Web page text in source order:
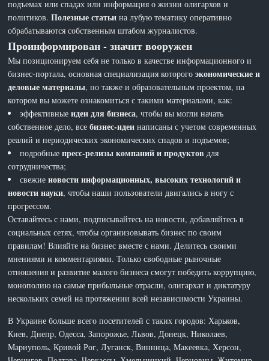
подъемах или спадах или информация о жизни олигархов и
политиков.Полезные статьи на лубую тематику оперативно
обрабатываются собственным штабом журналистов.
Проинформирован - значит вооружен
Мы позиционируем себя не только в качестве информационного и
бизнес-портала, основная специализация которогоэкономические и
деловые материалы, но также и образовательным проектом, на
котором вы можете ознакомиться с такими материалами, как:
эффективныеидеи для бизнеса, чтобы вы могли начать
собственное дело, всебизнес-идеи написаны с учетом современных
реалий и периодических экономических спадов и подъемов;
подробныепресс-релизы компаний и продуктов для
сотрудничества;
свежиеновости информационных, высоких технологий и
новости науки, чтобы наши пользователи двигались в ногу с
прогрессом.
Оставайтесь с нами, подписывайтесь на новости, добавляйтесь в
социальных сетях, чтобы организовывать бизнес по своим
правилам! Влияйте на бизнес вместе с нами. Делитесь своими
мнениями и комментариями. Только свободные рыночные
отношения и развитие малого бизнеса смогут победить коррупцию,
монополию на самые прибыльные отрасли, олигархат и диктатуру
нескольких семей на протяжении всей независимости Украины.
В Украине больше всего посетителей с таких городов: Харьков,
Киев, Днепр, Одесса, Запорожье, Львов, Донецк, Николаев,
Мариуполь, Кривой Рог, Луганск, Винница, Макеевка, Херсон,